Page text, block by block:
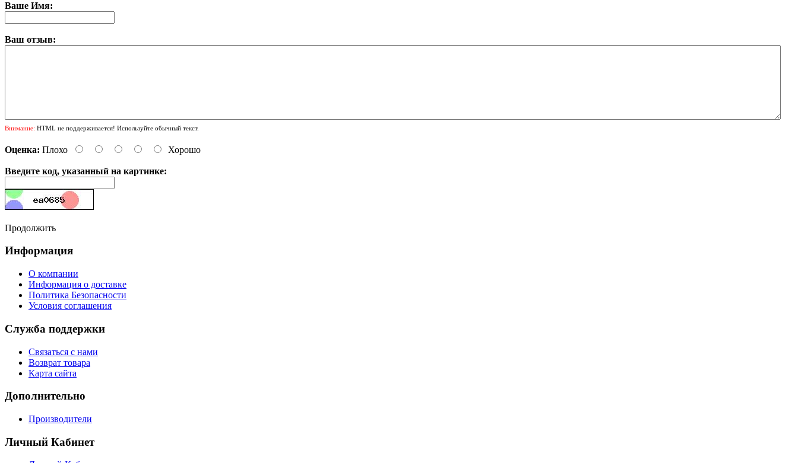
Ваше Имя:
Ваш отзыв:
Внимание: HTML не поддерживается! Используйте обычный текст.
Оценка: Плохо Хорошо
Введите код, указанный на картинке:
Продолжить
Информация
О компании
Информация о доставке
Политика Безопасности
Условия соглашения
Служба поддержки
Связаться с нами
Возврат товара
Карта сайта
Дополнительно
Производители
Личный Кабинет